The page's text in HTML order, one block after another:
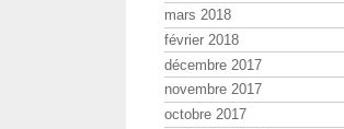
mars 2018
février 2018
décembre 2017
novembre 2017
octobre 2017